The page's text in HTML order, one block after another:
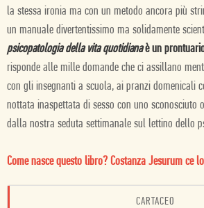
la stessa ironia ma con un metodo ancora più
un manuale divertentissimo ma solidamente
psicopatologia della vita quotidianaè un
risponde alle mille domande che ci assillano
con gli insegnanti a scuola, ai pranzi domenicali
nottata inaspettata di sesso con uno sconosciuto
dalla nostra seduta settimanale sul lettino dello
Come nasce questo libro? Costanza Jesurum ce
CARTACEO